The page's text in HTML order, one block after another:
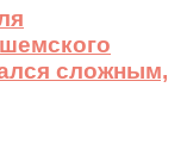
сложным,